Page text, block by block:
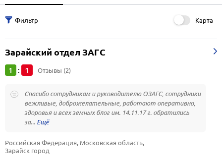
Карта
Зарайский отдел ЗАГС
1 : 1 Отзывы (2)
Спасибо сотрудникам и руководителю ОЗАГС, сотрудники
вежливые, доброжелательные, работают оперативно,
здоровья и всех земных блог им. 14.11.17 г. обратились
за...
Российская Федерация, Московская область,
Зарайск город